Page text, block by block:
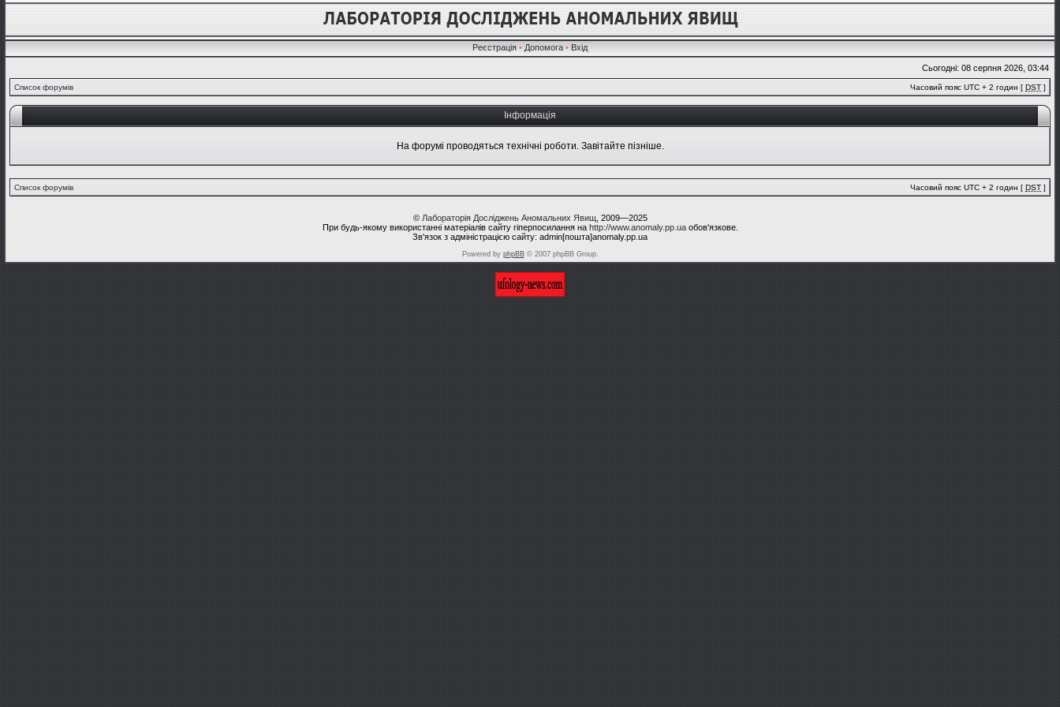
Реєстрація • Допомога • Вхід
Сьогодні: 08 серпня 2026, 03:44
Список форумів Часовий пояс UTC + 2 годин [ DST ]
Інформація
На форумі проводяться технічні роботи. Завітайте пізніше.
Список форумів Часовий пояс UTC + 2 годин [ DST ]
© Лабораторія Досліджень Аномальних Явищ , 2009—2025
При будь-якому використанні матеріалів сайту гіперпосилання на http://www.anomaly.pp.uaобов'язкове.
Зв'язок з адміністрацією сайту: admin[пошта]anomaly.pp.ua
Powered by phpBB© 2007 phpBB Group.